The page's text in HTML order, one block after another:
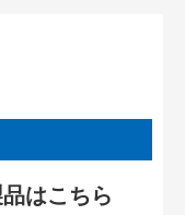
はこちら